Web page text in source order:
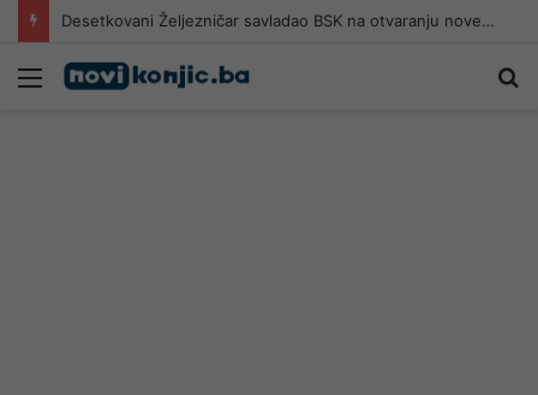
Desetkovani Željezničar savladao BSK na otvaranju nove sezone
Meni